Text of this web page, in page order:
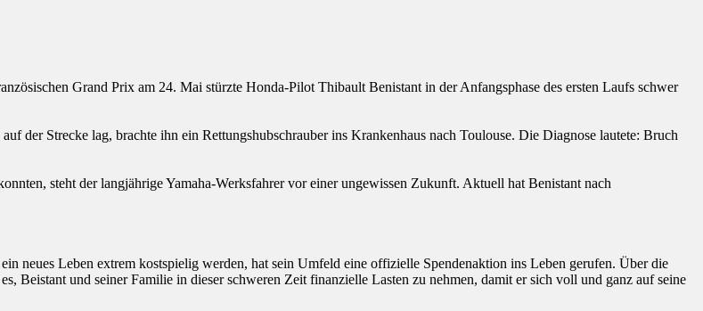
Grand Prix am 24. Mai stürzte Honda-Pilot Thibault Benistant in der Anfangsphase des ersten Laufs schwer
der Strecke lag, brachte ihn ein Rettungshubschrauber ins Krankenhaus nach Toulouse. Die Diagnose lautete: Bruch
steht der langjährige Yamaha-Werksfahrer vor einer ungewissen Zukunft. Aktuell hat Benistant nach
neues Leben extrem kostspielig werden, hat sein Umfeld eine offizielle Spendenaktion ins Leben gerufen. Über die
Beistant und seiner Familie in dieser schweren Zeit finanzielle Lasten zu nehmen, damit er sich voll und ganz auf seine